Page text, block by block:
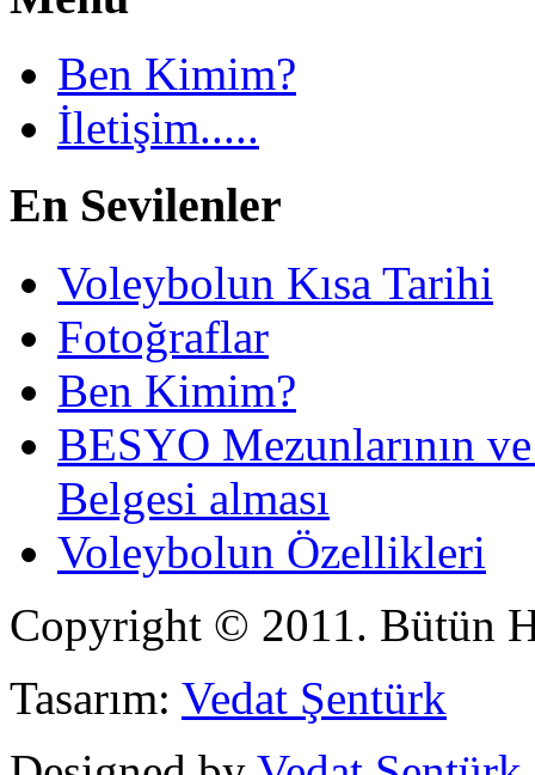
Ben Kimim?
İletişim.....
En Sevilenler
Voleybolun Kısa Tarihi
Fotoğraflar
Ben Kimim?
BESYO Mezunlarının
Belgesi alması
Voleybolun Özellikleri
Copyright © 2011. Bütün
Tasarım: Vedat Şentürk